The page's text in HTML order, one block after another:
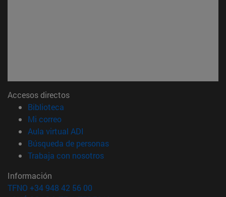
Accesos directos
Biblioteca
Mi correo(abre en nueva ventana)
Aula virtual ADI
Búsqueda de personas(abre en nueva ventana)
Trabaja con nosotros(abre en nueva ventana)
Información
TFNO +34 948 42 56 00